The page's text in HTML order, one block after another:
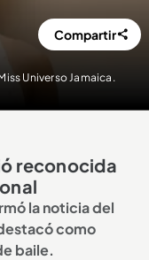
Universo Jamaica.
Compartir
reconocida
la noticia del
como
baile.